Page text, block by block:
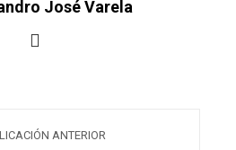
José Varela
ANTERIOR